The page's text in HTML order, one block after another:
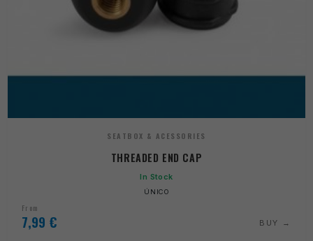
SEATBOX & ACESSORIES
THREADED END CAP
In Stock
ÚNICO
From
7,99 € BUY